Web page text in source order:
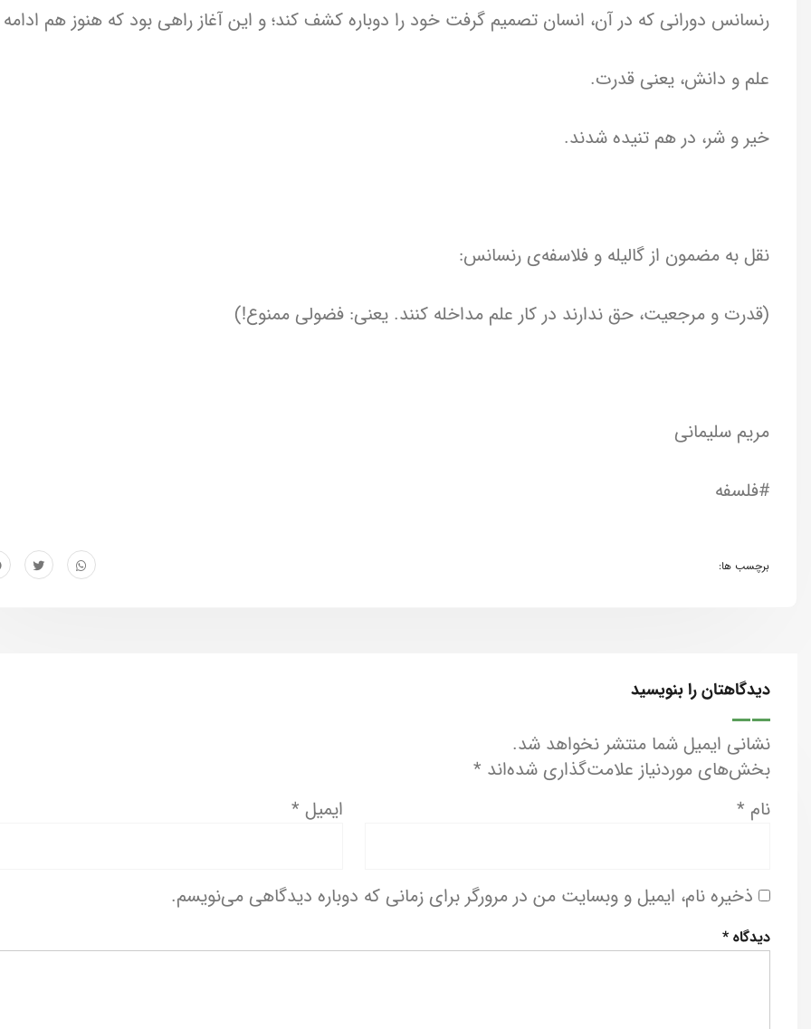
رنسانس دورانی که در آن، انسان تصمیم گرفت خود را دوباره کشف کند؛ و این آغاز راهی بود که هنوز هم ادامه
علم و دانش، یعنی قدرت.
خیر و شر، در هم تنیده شدند.
نقل به مضمون از گالیله و فلاسفه‌ی رنسانس:
(قدرت و مرجعیت، حق ندارند در کار علم مداخله کنند. یعنی: فضولی ممنوع!)
مریم سلیمانی
#فلسفه
برچسب ها:
دیدگاهتان را بنویسید
نشانی ایمیل شما منتشر نخواهد شد.
بخش‌های موردنیاز علامت‌گذاری شده‌اند *
نام * ایمیل *
ذخیره نام، ایمیل و وبسایت من در مرورگر برای زمانی که دوباره دیدگاهی می‌نویسم.
دیدگاه*